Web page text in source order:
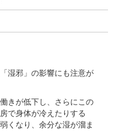
湿邪」の影響にも注意が
きが低下し、さらにこの
で身体が冷えたりする
くなり、余分な湿が溜ま